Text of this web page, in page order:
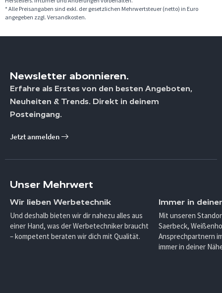
* Alle Preisangaben sind exkl. der gesetzlichen Mehrwertsteuer (netto) in Euro
angegeben zzgl. Versandkosten.
Newsletter abonnieren.
Erfahre als Erstes von den besten Angeboten,
Neuheiten & Trends. Direkt in deinem
Posteingang.
Jetzt anmelden
Unser Mehrwert
Wir lieben Werbetechnik
Und deshalb bieten wir dir nahezu alles aus
einer Hand, was der Werbetechniker braucht
– kompetent beraten wir dich mit Qualität.
Immer in
Mit unseren
Saerbeck,
Ansprechpartnern
immer in deiner